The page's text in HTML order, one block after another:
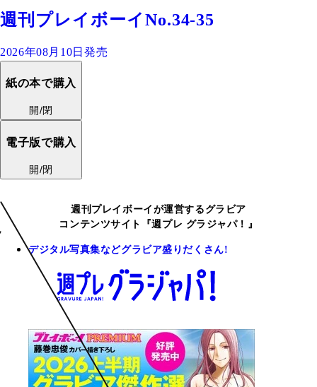
週刊プレイボーイNo.34-35
2026年08月10日発売
紙の本で購入
開/閉
電子版で購入
開/閉
週刊プレイボーイが運営するグラビア
コンテンツサイト『週プレ グラジャパ！』
デジタル写真集などグラビア盛りだくさん!